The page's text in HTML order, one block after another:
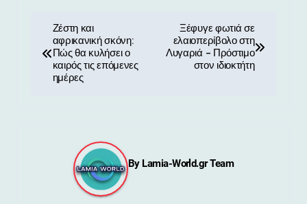
Ζέστη και
αφρικανική σκόνη:
Πώς θα κυλήσει ο
καιρός τις επόμενες
ημέρες
Ξέφυγε φωτιά σε
ελαιοπερίβολο στη
Λυγαριά – Πρόστιμο
στον ιδιοκτήτη
By Lamia-World.gr Team